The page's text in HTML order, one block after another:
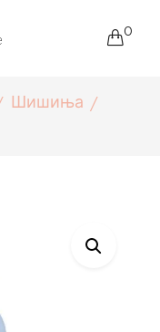
0
Шишиња